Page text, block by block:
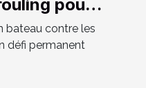
pour
bateau contre les
défi permanent